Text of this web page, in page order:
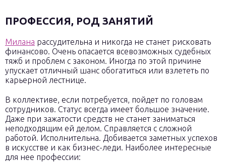
ПРОФЕССИЯ, РОД ЗАНЯТИЙ
Милана рассудительна и никогда не станет рисковать
финансово. Очень опасается всевозможных судебных
тяжб и проблем с законом. Иногда по этой причине
упускает отличный шанс обогатиться или взлететь по
карьерной лестнице.
В коллективе, если потребуется, пойдет по головам
сотрудников. Статус всегда имеет большое значение.
Даже при зажатости средств не станет заниматься
неподходящим ей делом. Справляется с сложной
работой. Исполнительна. Добивается заметных успехов
в искусстве и как бизнес-леди. Наиболее интересные
для нее профессии: